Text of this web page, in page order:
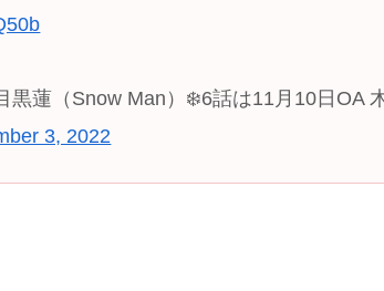
蓮（Snow Man）❄️6話は11月10日OA
3, 2022